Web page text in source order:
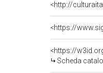
<http://
<https://
<https://
Scheda